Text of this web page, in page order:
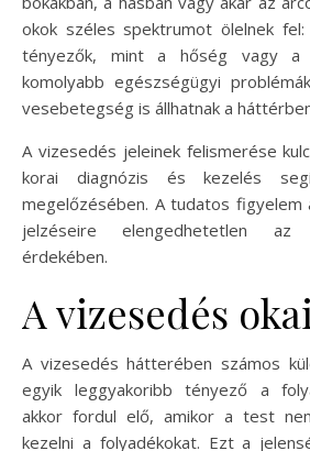
okok széles spektrumot ölelnek fel:
tényezők, mint a hőség vagy a
komolyabb egészségügyi
vesebetegség is állhatnak a
A vizesedés jeleinek felismerése
korai diagnózis és kezelés
megelőzésében. A tudatos figyelem
jelzéseire elengedhetetlen az
érdekében.
A vizesedés okai
A vizesedés hátterében számos
egyik leggyakoribb tényező a
akkor fordul elő, amikor a test
kezelni a folyadékokat. Ezt a